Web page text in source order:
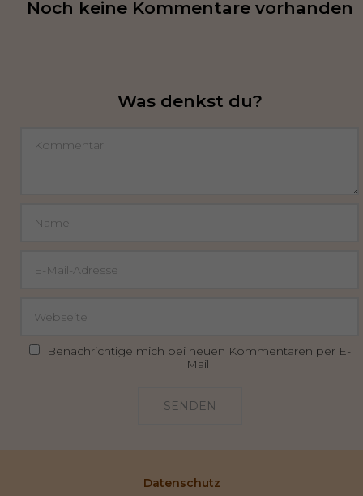
Noch keine Kommentare vorhanden
Was denkst du?
Benachrichtige mich bei neuen Kommentaren per E-
Mail
SENDEN
Datenschutz